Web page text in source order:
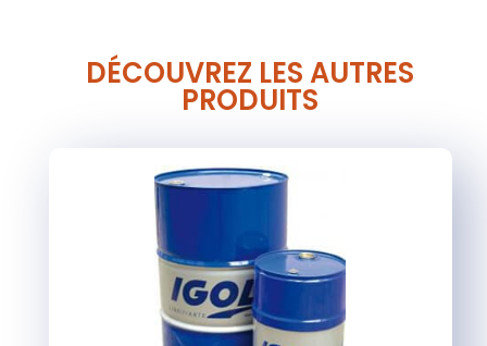
DÉCOUVREZ LES AUTRES
PRODUITS